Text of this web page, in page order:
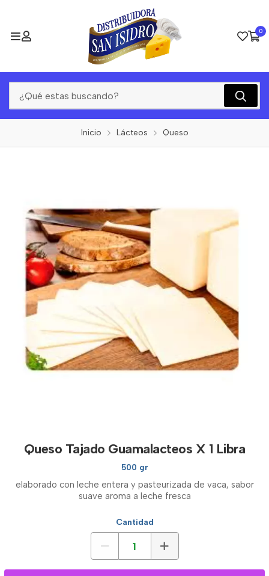
0
Inicio Lácteos Queso
Queso Tajado Guamalacteos X 1 Libra
500 gr
elaborado con leche entera y pasteurizada de vaca, sabor
suave aroma a leche fresca
Cantidad